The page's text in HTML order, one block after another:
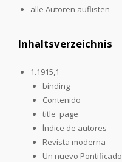
alle Autoren auflisten
Inhaltsverzeichnis
1.1915,1
binding
Contenido
title_page
Índice de autores
Revista moderna
Un nuevo Pontificado